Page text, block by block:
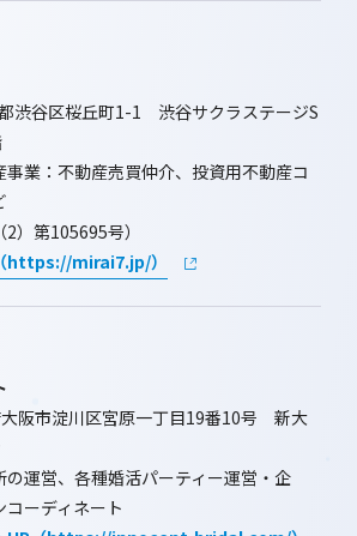
渋谷区桜丘町1-1 渋谷サクラステージS
事業：不動産売買仲介、投資用不動産コ
2）第105695号）
https://mirai7.jp/）
阪市淀川区宮原一丁目19番10号 新大
の運営、各種婚活パーティー運営・企
ーディネート